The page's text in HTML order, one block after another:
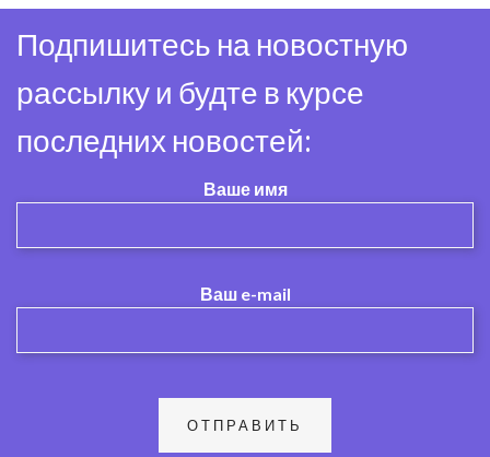
Подпишитесь на новостную
рассылку и будте в курсе
последних новостей:
Ваше имя
Ваш e-mail